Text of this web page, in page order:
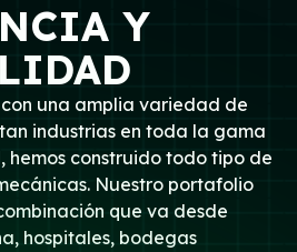
Y
una amplia variedad de
industrias en toda la gama
hemos construido todo tipo de
Nuestro portafolio
que va desde
hospitales, bodegas